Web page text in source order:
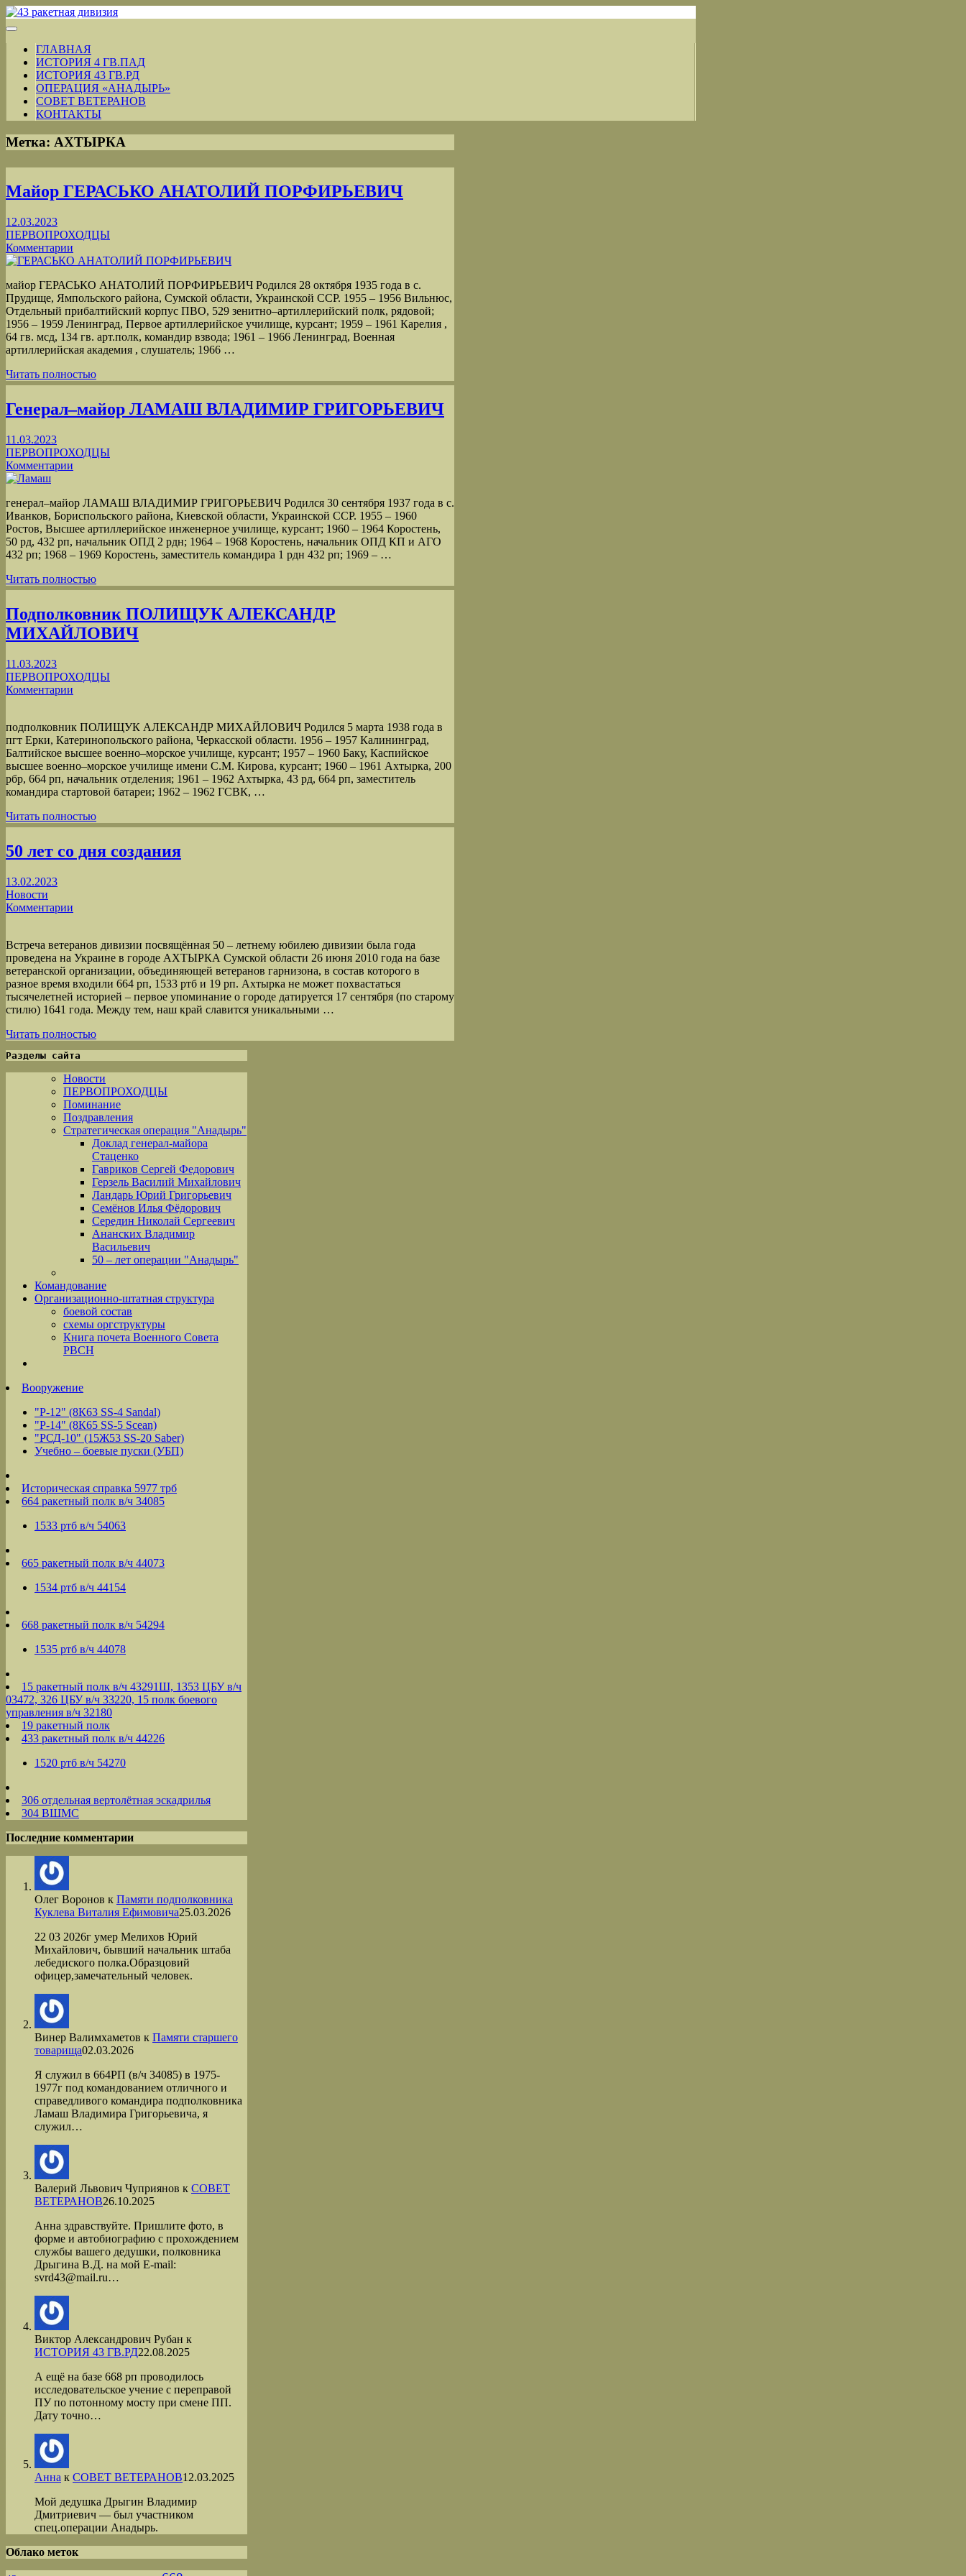
ГЛАВНАЯ
ИСТОРИЯ 4 ГВ.ПАД
ИСТОРИЯ 43 ГВ.РД
ОПЕРАЦИЯ «АНАДЫРЬ»
СОВЕТ ВЕТЕРАНОВ
КОНТАКТЫ
Метка: АХТЫРКА
Майор ГЕРАСЬКО АНАТОЛИЙ ПОРФИРЬЕВИЧ
12.03.2023
ПЕРВОПРОХОДЦЫ
Комментарии
майор ГЕРАСЬКО АНАТОЛИЙ ПОРФИРЬЕВИЧ Родился 28 октября 1935 года в с.
Прудище, Ямпольского района, Сумской области, Украинской ССР. 1955 ‒ 1956 Вильнюс,
Отдельный прибалтийский корпус ПВО, 529 зенитно‒артиллерийский полк, рядовой;
1956 ‒ 1959 Ленинград, Первое артиллерийское училище, курсант; 1959 ‒ 1961 Карелия ,
64 гв. мсд, 134 гв. арт.полк, командир взвода; 1961 ‒ 1966 Ленинград, Военная
артиллерийская академия , слушатель; 1966 …
Читать полностью
Генерал‒майор ЛАМАШ ВЛАДИМИР ГРИГОРЬЕВИЧ
11.03.2023
ПЕРВОПРОХОДЦЫ
Комментарии
генерал‒майор ЛАМАШ ВЛАДИМИР ГРИГОРЬЕВИЧ Родился 30 сентября 1937 года в с.
Иванков, Бориспольского района, Киевской области, Украинской ССР. 1955 – 1960
Ростов, Высшее артиллерийское инженерное училище, курсант; 1960 – 1964 Коростень,
50 рд, 432 рп, начальник ОПД 2 рдн; 1964 – 1968 Коростень, начальник ОПД КП и АГО
432 рп; 1968 – 1969 Коростень, заместитель командира 1 рдн 432 рп; 1969 – …
Читать полностью
Подполковник ПОЛИЩУК АЛЕКСАНДР
МИХАЙЛОВИЧ
11.03.2023
ПЕРВОПРОХОДЦЫ
Комментарии
подполковник ПОЛИЩУК АЛЕКСАНДР МИХАЙЛОВИЧ Родился 5 марта 1938 года в
пгт Ерки, Катеринопольского района, Черкасской области. 1956 ‒ 1957 Калининград,
Балтийское высшее военно‒морское училище, курсант; 1957 ‒ 1960 Баку, Каспийское
высшее военно‒морское училище имени С.М. Кирова, курсант; 1960 ‒ 1961 Ахтырка, 200
рбр, 664 рп, начальник отделения; 1961 ‒ 1962 Ахтырка, 43 рд, 664 рп, заместитель
командира стартовой батареи; 1962 ‒ 1962 ГСВК, …
Читать полностью
50 лет со дня создания
13.02.2023
Новости
Комментарии
Встреча ветеранов дивизии посвящённая 50 – летнему юбилею дивизии была года
проведена на Украине в городе АХТЫРКА Сумской области 26 июня 2010 года на базе
ветеранской организации, объединяющей ветеранов гарнизона, в состав которого в
разное время входили 664 рп, 1533 ртб и 19 рп. Ахтырка не может похвастаться
тысячелетней историей – первое упоминание о городе датируется 17 сентября (по старому
стилю) 1641 года. Между тем, наш край славится уникальными …
Читать полностью
Разделы сайта
Новости
ПЕРВОПРОХОДЦЫ
Поминание
Поздравления
Стратегическая операция "Анадырь"
Доклад генерал-майора
Стаценко
Гавриков Сергей Федорович
Герзель Василий Михайлович
Ландарь Юрий Григорьевич
Семёнов Илья Фёдорович
Середин Николай Сергеевич
Ананских Владимир
Васильевич
50 – лет операции "Анадырь"
Командование
Организационно-штатная структура
боевой состав
схемы оргструктуры
Книга почета Военного Совета
РВСН
Вооружение
"Р-12" (8К63 SS-4 Sandal)
"Р-14" (8К65 SS-5 Scean)
"РСД-10" (15Ж53 SS-20 Saber)
Учебно – боевые пуски (УБП)
Историческая справка 5977 трб
664 ракетный полк в/ч 34085
1533 ртб в/ч 54063
665 ракетный полк в/ч 44073
1534 ртб в/ч 44154
668 ракетный полк в/ч 54294
1535 ртб в/ч 44078
15 ракетный полк в/ч 43291Ш, 1353 ЦБУ в/ч
03472, 326 ЦБУ в/ч 33220, 15 полк боевого
управления в/ч 32180
19 ракетный полк
433 ракетный полк в/ч 44226
1520 ртб в/ч 54270
306 отдельная вертолётная эскадрилья
304 ВШМС
Последние комментарии
Олег Воронов к Памяти подполковника
Куклева Виталия Ефимовича25.03.2026
22 03 2026г умер Мелихов Юрий
Михайлович, бывший начальник штаба
лебедиского полка.Образцовий
офицер,замечательный человек.
Винер Валимхаметов к Памяти старшего
товарища02.03.2026
Я служил в 664РП (в/ч 34085) в 1975-
1977г под командованием отличного и
справедливого командира подполковника
Ламаш Владимира Григорьевича, я
служил…
Валерий Львович Чуприянов к СОВЕТ
ВЕТЕРАНОВ26.10.2025
Анна здравствуйте. Пришлите фото, в
форме и автобиографию с прохождением
службы вашего дедушки, полковника
Дрыгина В.Д. на мой Е-mail:
svrd43@mail.ru…
Виктор Александрович Рубан к
ИСТОРИЯ 43 ГВ.РД22.08.2025
А ещё на базе 668 рп проводилось
исследовательское учение с переправой
ПУ по потонному мосту при смене ПП.
Дату точно…
Анна к СОВЕТ ВЕТЕРАНОВ12.03.2025
Мой дедушка Дрыгин Владимир
Дмитриевич — был участником
спец.операции Анадырь.
Облако меток